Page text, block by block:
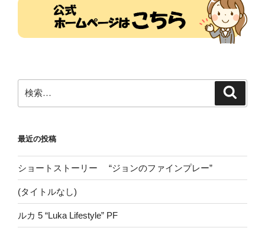
索:
最近の投稿
ショートストーリー “ジョンのファインプレー”
(タイトルなし)
ルカ 5 “Luka Lifestyle” PF